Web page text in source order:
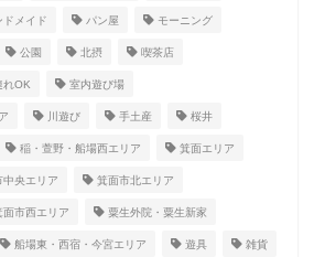
ドメイド パン屋 モーニング
公園 北摂 喫茶店
れOK 室内遊び場
川遊び 手土産 桜井
稲・萱野・船場西エリア 箕面エリア
中央エリア 箕面市北エリア
面市西エリア 粟生外院・粟生新家
船場東・西宿・今宮エリア 遊具 雑貨